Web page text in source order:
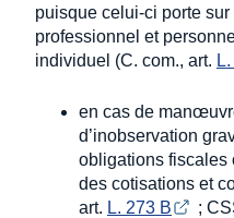
puisque celui-ci porte
professionnel et
individuel (C. com., art.
en cas de
d’inobservation
obligations fiscales
des cotisations et
art. L. 273 B ;